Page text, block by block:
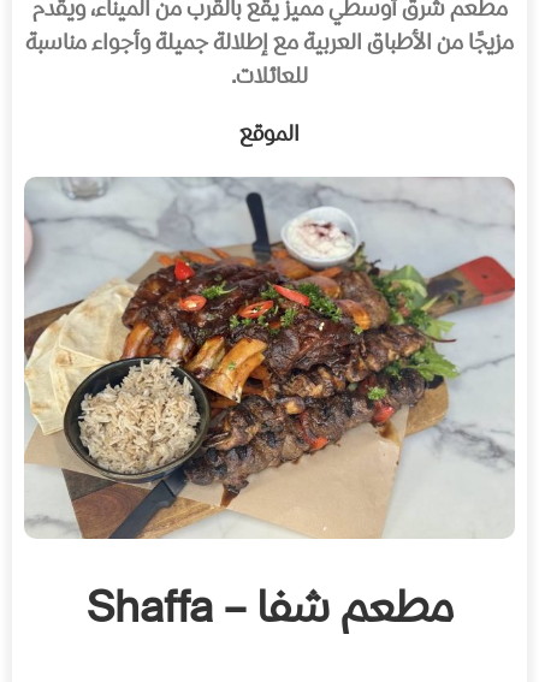
مطعم شرق أوسطي مميز يقع بالقرب من الميناء، ويقدم
مزيجًا من الأطباق العربية مع إطلالة جميلة وأجواء مناسبة
للعائلات.
الموقع
مطعم شفا – Shaffa